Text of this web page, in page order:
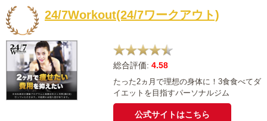
24/7Workout(24/7ワークアウト)
総合評価: 4.58
たった2ヵ月で理想の身体に！3食食べてダ
イエットを目指すパーソナルジム
公式サイトはこちら